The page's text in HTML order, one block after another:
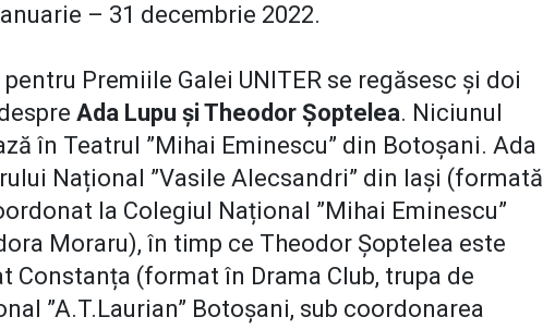
– 31 decembrie 2022.
Premiile Galei UNITER se regăsesc și doi
Ada Lupu și Theodor Șoptelea. Niciunul
în Teatrul ”Mihai Eminescu” din Botoșani. Ada
Național ”Vasile Alecsandri” din Iași (formată
la Colegiul Național ”Mihai Eminescu”
Moraru), în timp ce Theodor Șoptelea este
Constanța (format în Drama Club, trupa de
”A.T.Laurian” Botoșani, sub coordonarea